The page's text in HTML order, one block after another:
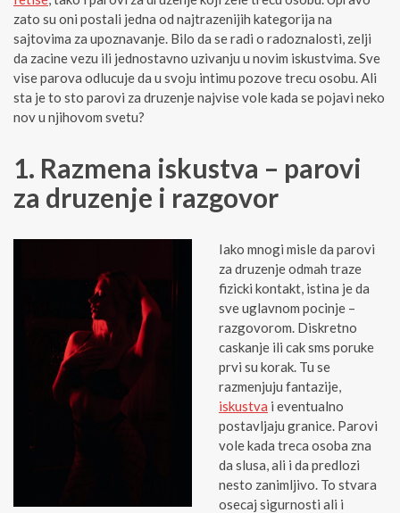
zato su oni postali jedna od najtrazenijih kategorija na
sajtovima za upoznavanje. Bilo da se radi o radoznalosti, zelji
da zacine vezu ili jednostavno uzivanju u novim iskustvima. Sve
vise parova odlucuje da u svoju intimu pozove trecu osobu. Ali
sta je to sto parovi za druzenje najvise vole kada se pojavi neko
nov u njihovom svetu?
1. Razmena iskustva – parovi
za druzenje i razgovor
Iako mnogi misle da parovi
za druzenje odmah traze
fizicki kontakt, istina je da
sve uglavnom pocinje –
razgovorom. Diskretno
caskanje ili cak sms poruke
prvi su korak. Tu se
razmenjuju fantazije,
iskustva i eventualno
postavljaju granice. Parovi
vole kada treca osoba zna
da slusa, ali i da predlozi
nesto zanimljivo. To stvara
osecaj sigurnosti ali i